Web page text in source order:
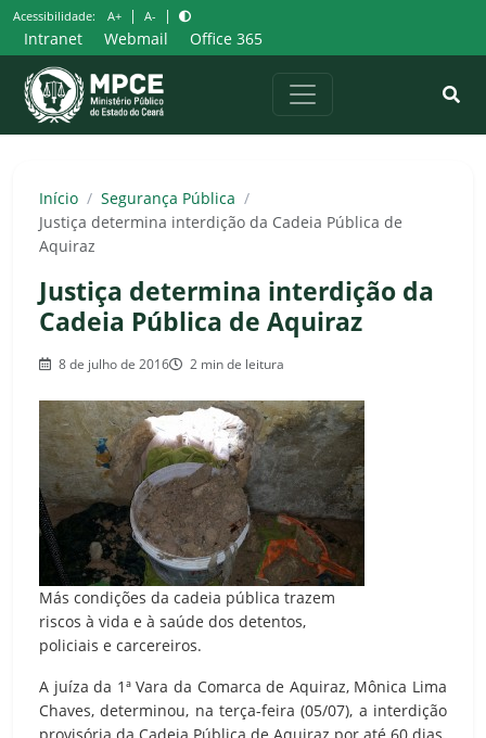
Pular
para
o
conteúdo
Acessibilidade: A+ | A- |
Intranet Webmail Office 365
Início / Segurança Pública /
Justiça determina interdição da Cadeia Pública de
Aquiraz
Justiça determina interdição da
Cadeia Pública de Aquiraz
8 de julho de 2016 2 min de leitura
Más condições da cadeia pública trazem
riscos à vida e à saúde dos detentos,
policiais e carcereiros.
A juíza da 1ª Vara da Comarca de Aquiraz, Mônica Lima
Chaves, determinou, na terça-feira (05/07), a interdição